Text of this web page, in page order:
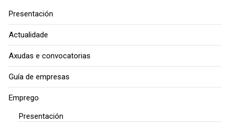
Presentación
Actualidade
Axudas e convocatorias
Guía de empresas
Emprego
Presentación